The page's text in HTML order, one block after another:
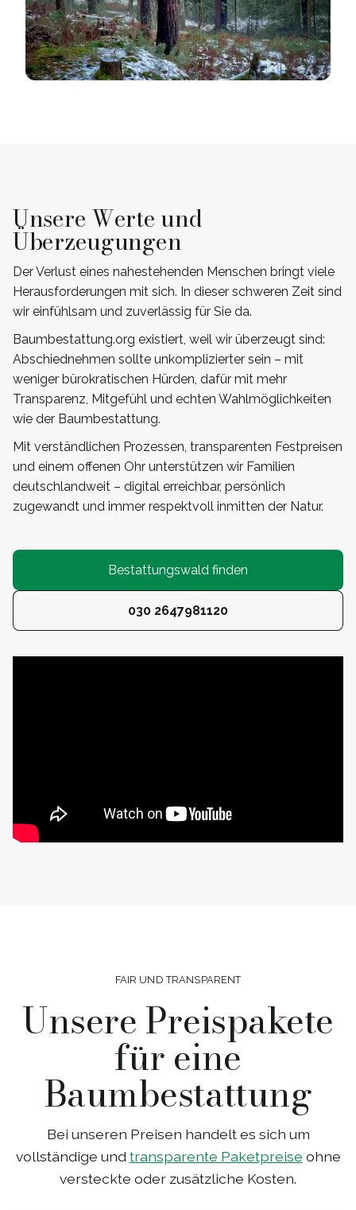
Unsere Werte und
Überzeugungen
Der Verlust eines nahestehenden Menschen bringt viele
Herausforderungen mit sich. In dieser schweren Zeit sind
wir einfühlsam und zuverlässig für Sie da.
Baumbestattung.org existiert, weil wir überzeugt sind:
Abschiednehmen sollte unkomplizierter sein – mit
weniger bürokratischen Hürden, dafür mit mehr
Transparenz, Mitgefühl und echten Wahlmöglichkeiten
wie der Baumbestattung.
Mit verständlichen Prozessen, transparenten Festpreisen
und einem offenen Ohr unterstützen wir Familien
deutschlandweit – digital erreichbar, persönlich
zugewandt und immer respektvoll inmitten der Natur.
Bestattungswald finden
030 2647981120
FAIR UND TRANSPARENT
Unsere Preispakete
für eine
Baumbestattung
Bei unseren Preisen handelt es sich um
vollständige und transparente Paketpreise ohne
versteckte oder zusätzliche Kosten.